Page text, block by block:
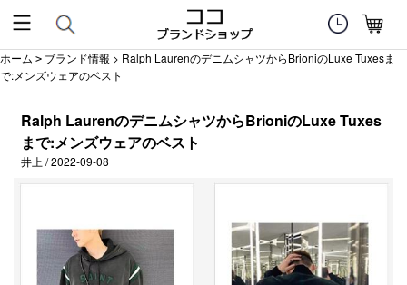
ホーム > ブランド情報 > Ralph LaurenのデニムシャツからBrioniのLuxe Tuxesま
で:メンズウェアのベスト
Ralph LaurenのデニムシャツからBrioniのLuxe Tuxes
まで:メンズウェアのベスト
井上 / 2022-09-08